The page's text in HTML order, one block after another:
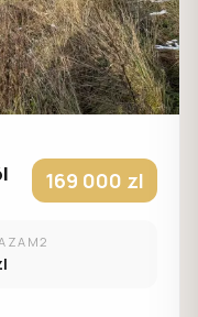
169 000 zl
ZA M2